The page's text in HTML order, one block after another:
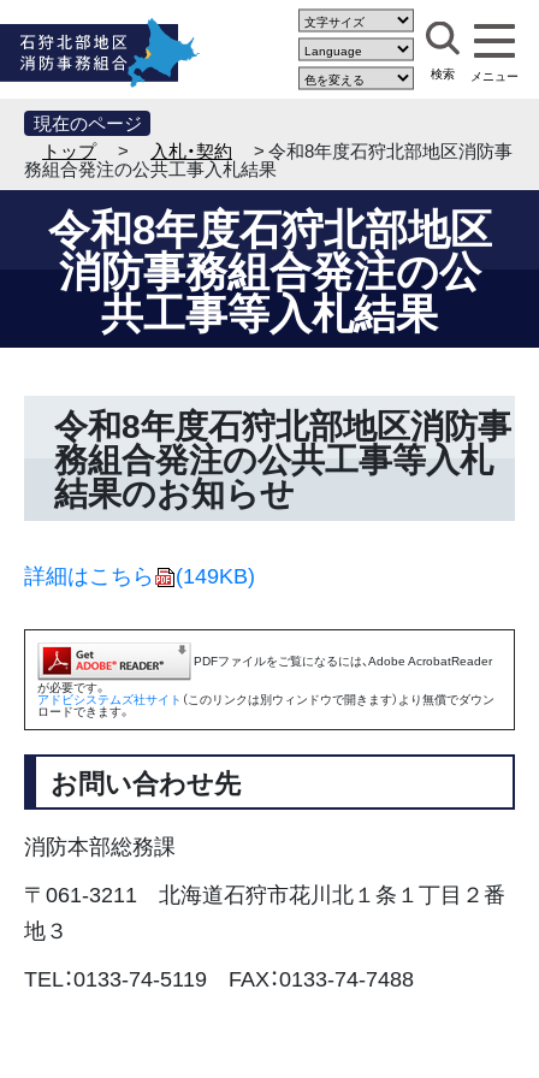
現在のページ
トップ
> 入札・契約 > 令和8年度石狩北部地区消防事
務組合発注の公共工事入札結果
令和8年度石狩北部地区
消防事務組合発注の公
共工事等入札結果
令和8年度石狩北部地区消防事
務組合発注の公共工事等入札
結果のお知らせ
詳細はこちら (149KB)
PDFファイルをご覧になるには、Adobe AcrobatReader
が必要です。
アドビシステムズ社サイト （このリンクは別ウィンドウで開きます）より無償でダウン
ロードできます。
お問い合わせ先
消防本部総務課
〒061-3211 北海道石狩市花川北１条１丁目２番
地３
TEL：0133-74-5119 FAX：0133-74-7488